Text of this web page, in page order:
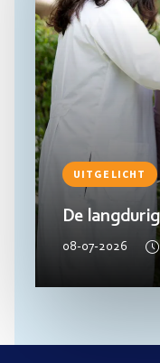
UITGELICHT
De
08-07-2026